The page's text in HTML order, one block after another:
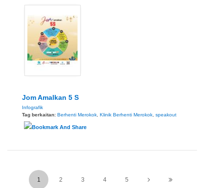
Jom Amalkan 5 S
Infografik
Tag berkaitan: Berhenti Merokok Klinik Berhenti Merokok speakout
1 2 3 4 5